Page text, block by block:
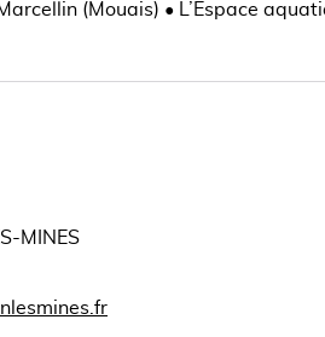
(Mouais) • L’Espace
MINES